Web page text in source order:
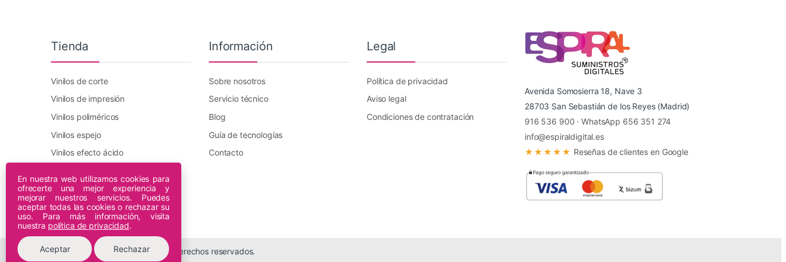
Tienda
Vinilos de corte
Vinilos de impresión
Vinilos poliméricos
Vinilos espejo
Vinilos efecto ácido
Plotters DTF Innuro
Plotters de impresión
Información
Sobre nosotros
Servicio técnico
Blog
Guía de tecnologías
Contacto
Legal
Política de privacidad
Aviso legal
Condiciones de contratación
Avenida Somosierra 18, Nave 3
28703 San Sebastián de los Reyes (Madrid)
916 536 900 ·WhatsApp 656 351 274
info@espiraldigital.es
★★★★★ Reseñas de clientes en Google
© 2026 Espiral Digital - Todos los derechos reservados.
En nuestra web utilizamos cookies para
ofrecerte una mejor experiencia y
mejorar nuestros servicios. Puedes
aceptar todas las cookies o rechazar su
uso. Para más información, visita
nuestra política de privacidad.
Aceptar Rechazar